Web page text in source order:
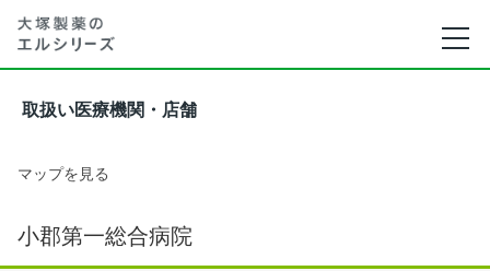
取扱い医療機関・店舗
マップを見る
小郡第一総合病院